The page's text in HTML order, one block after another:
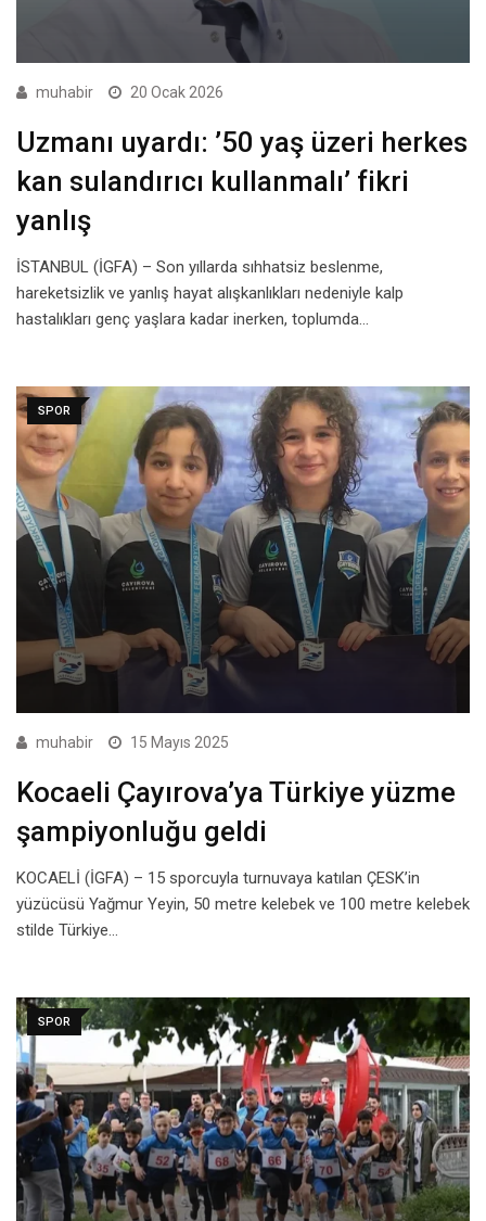
muhabir 20 Ocak 2026
Uzmanı uyardı: ’50 yaş üzeri herkes
kan sulandırıcı kullanmalı’ fikri
yanlış
İSTANBUL (İGFA) – Son yıllarda sıhhatsiz beslenme,
hareketsizlik ve yanlış hayat alışkanlıkları nedeniyle kalp
hastalıkları genç yaşlara kadar inerken, toplumda…
SPOR
muhabir 15 Mayıs 2025
Kocaeli Çayırova’ya Türkiye yüzme
şampiyonluğu geldi
KOCAELİ (İGFA) – 15 sporcuyla turnuvaya katılan ÇESK’in
yüzücüsü Yağmur Yeyin, 50 metre kelebek ve 100 metre kelebek
stilde Türkiye…
SPOR